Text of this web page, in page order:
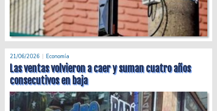
21/06/2026 Economía
Las ventas volvieron a caer y suman cuatro años
consecutivos en baja